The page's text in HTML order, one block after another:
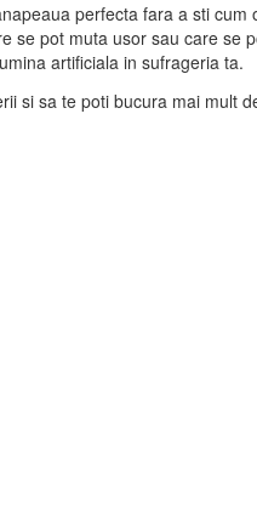
perfecta fara a sti
pot muta usor sau care se
artificiala in sufrageria ta.
si sa te poti bucura mai mult